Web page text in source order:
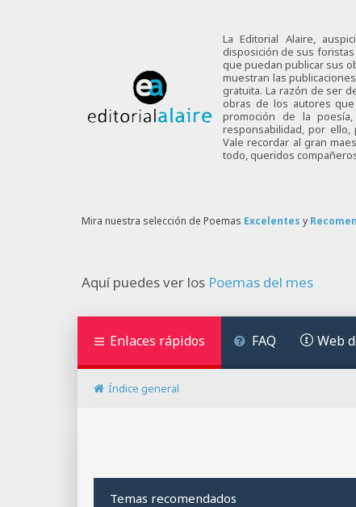
La Editorial Alaire,
disposición de sus
que puedan publicar sus
muestran las
gratuita. La razón de ser
obras de los autores que
promoción de la
responsabilidad, por ello,
Vale recordar al gran
todo, queridos
Mira nuestra selección de Poemas Excelentes y
Aquí puedes ver los Poemas del mes
Enlaces rápidos FAQ Web
Índice general
Temas recomendados